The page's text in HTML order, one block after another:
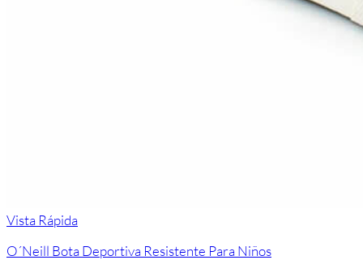
Vista Rápida
O´Neill Bota Deportiva Resistente Para Niños